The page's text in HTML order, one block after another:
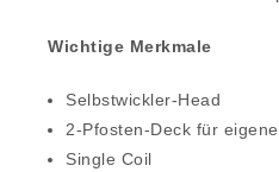
Wichtige Merkmale
Selbstwickler-Head
2-Pfosten-Deck für
Single Coil